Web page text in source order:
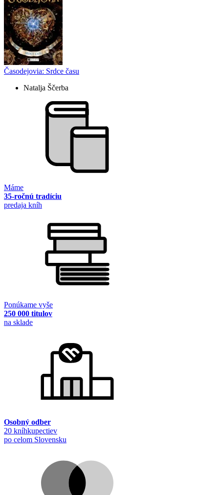
Časodejovia: Srdce času
Natalja Ščerba
Máme
35-ročnú tradíciu
predaja kníh
Ponúkame vyše
250 000 titulov
na sklade
Osobný odber
20 kníhkupectiev
po celom Slovensku